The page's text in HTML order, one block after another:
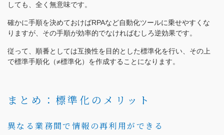
しても、全く無意味です。
確かに手順を決めておけばRPAなど自動化ツールに乗せやすくな
りますが、その手順が効率的でなければむしろ逆効果です。
従って、順番としては互換性を目的とした標準化を行い、その上
で標準手順化（≠標準化）を作成することになります。
まとめ：標準化のメリット
異なる業務間で情報の再利用ができる